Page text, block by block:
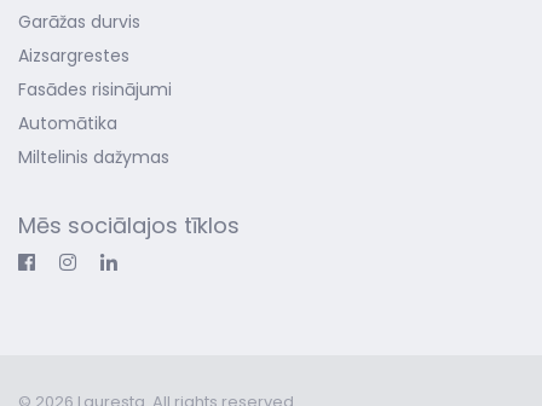
Garāžas durvis
Aizsargrestes
Fasādes risinājumi
Automātika
Miltelinis dažymas
Mēs sociālajos tīklos